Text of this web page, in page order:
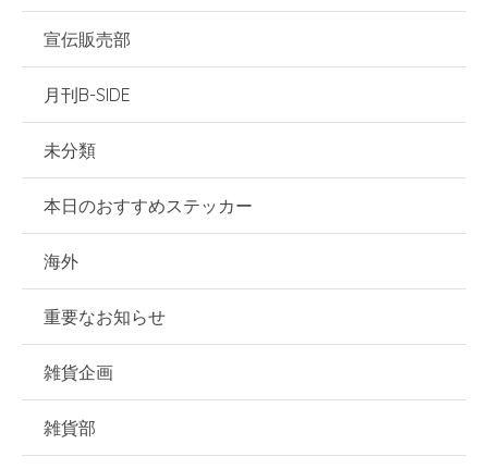
宣伝販売部
月刊B-SIDE
未分類
本日のおすすめステッカー
海外
重要なお知らせ
雑貨企画
雑貨部